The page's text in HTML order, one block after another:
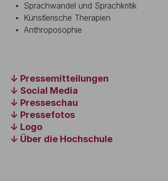
Sprachwandel und Sprachkritik
Künstlerische Therapien
Anthroposophie
Pressemitteilungen
Social Media
Presseschau
Pressefotos
Logo
Über die Hochschule